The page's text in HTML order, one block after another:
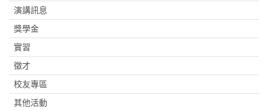
演講訊息
獎學金
實習
徵才
校友專區
其他活動